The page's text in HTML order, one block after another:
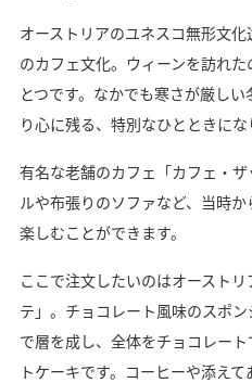
オーストリアのユネスコ無形文
のカフェ文化。ウィーンを訪れ
とつです。なかでも寒さが厳し
り心に残る、特別なひとときにな
有名な老舗のカフェ「カフェ・
ルや布張りのソファなど、当時
楽しむことができます。
ここで注文したいのはオースト
テ」。チョコレート風味のスポ
で層を成し、全体をチョコレー
トケーキです。コーヒーや添え